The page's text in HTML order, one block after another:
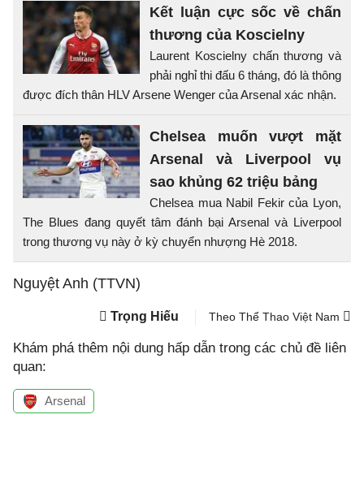
Kết luận cực sốc về chấn
thương của Koscielny
Laurent Koscielny chấn thương và
phải nghỉ thi đấu 6 tháng, đó là thông
được đích thân HLV Arsene Wenger của Arsenal xác nhận.
Chelsea muốn vượt mặt
Arsenal và Liverpool vụ
sao khủng 62 triệu bảng
Chelsea mua Nabil Fekir của Lyon,
The Blues đang quyết tâm đánh bại Arsenal và Liverpool
trong thương vụ này ở kỳ chuyển nhượng Hè 2018.
Nguyệt Anh (TTVN)
Trọng Hiếu Theo Thể Thao Việt Nam
Khám phá thêm nội dung hấp dẫn trong các chủ đề liên
quan:
Arsenal